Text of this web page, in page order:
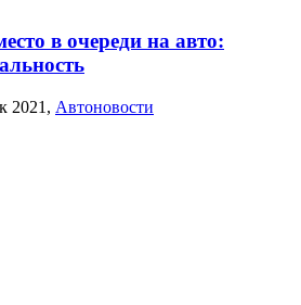
в очереди на авто:
2021 , Автоновости